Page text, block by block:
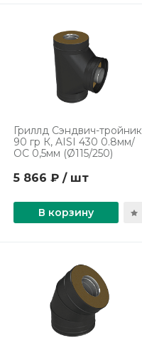
Гриллд Сэндвич-тройник
90 гр К, AISI 430 0.8мм/
ОС 0,5мм (Ø115/250)
5 866 ₽ / шт
В корзину